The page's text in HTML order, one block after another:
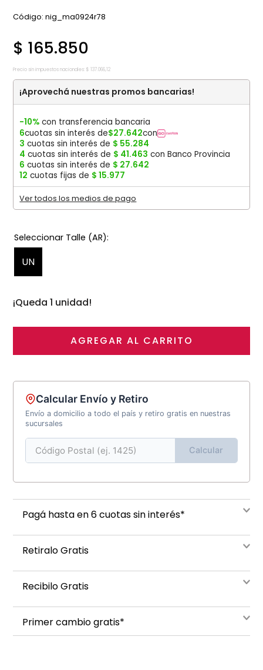
:nig_ma0924r78
$ 165.850
Precio sin impuestos nacionales: $ 137.066,12
¡Aprovechá nuestras promos bancarias!
-10% con transferencia bancaria
6cuotas sin interés de$27.642con
3 cuotas sin interés de $ 55.284
4 cuotas sin interés de $ 41.463 con Banco Provincia
6 cuotas sin interés de $ 27.642
12 cuotas fijas de $ 15.977
Ver todos los medios de pago
UN
¡Queda 1 unidad!
AGREGAR AL CARRITO
Calcular Envío y Retiro
Envío a domicilio a todo el país y retiro gratis en nuestras
sucursales
Calcular
Pagá hasta en 6 cuotas sin interés*
Retiralo Gratis
Recibilo Gratis
Primer cambio gratis*